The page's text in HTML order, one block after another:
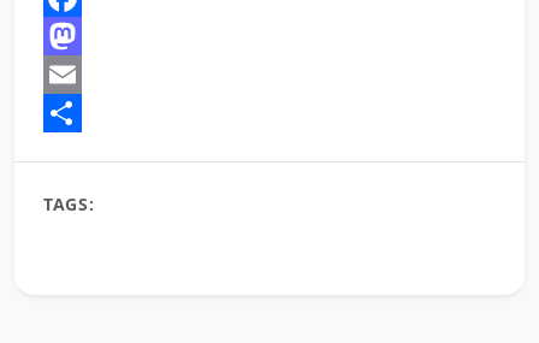
Facebook
Mastodon
Email
TAGS: